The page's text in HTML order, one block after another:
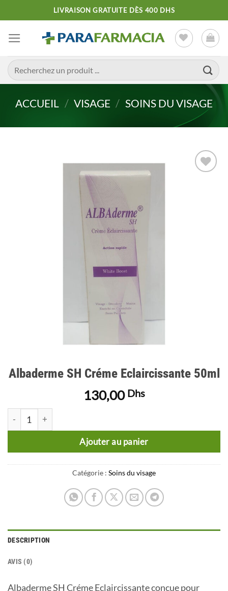
au
contenu
LIVRAISON GRATUITE DÈS 400 DHS
Recherche
pour :
ACCUEIL / VISAGE / SOINS DU VISAGE
Albaderme SH Créme Eclaircissante 50ml
130,00 Dhs
quantité de Albaderme SH Créme Eclaircissante 50ml
Ajouter au panier
Catégorie : Soins du visage
DESCRIPTION
AVIS (0)
Albaderme SH Créme Eclaircissante conçue pour